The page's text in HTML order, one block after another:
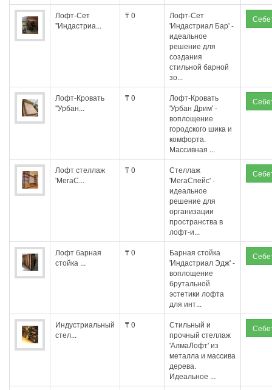
Лофт-Сет
"Индастриа...
₸ 0
Лофт-Сет
'Индастриал Бар' -
идеальное
решение для
создания
стильной барной
зо...
Лофт-Кровать
"Урбан...
₸ 0
Лофт-Кровать
'Урбан Дрим' -
воплощение
городского шика и
комфорта.
Массивная ...
Лофт стеллаж
'МегаС...
₸ 0
Стеллаж
'МегаСпейс' -
идеальное
решение для
организации
пространства в
лофт-и...
Лофт барная
стойка ...
₸ 0
Барная стойка
'Индастриал Эдж' -
воплощение
брутальной
эстетики лофта
для инт...
Индустриальный
стел...
₸ 0
Стильный и
прочный стеллаж
'АлмаЛофт' из
металла и массива
дерева.
Идеальное ...